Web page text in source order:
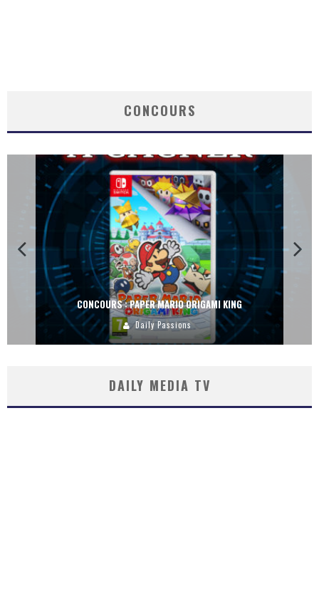
CONCOURS
CONCOURS : PAPER MARIO ORIGAMI KING
Daily Passions
DAILY MEDIA TV